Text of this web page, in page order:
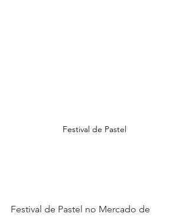
Festival de Pastel
Festival de Pastel no Mercado de